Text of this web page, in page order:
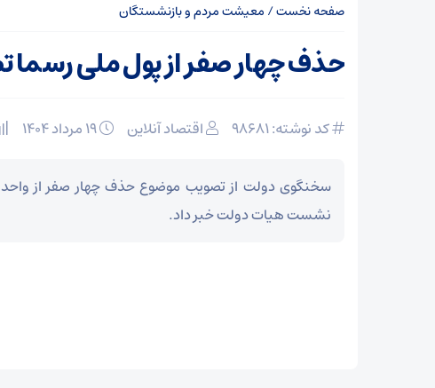
صفحه نخست/ معیشت مردم و بازنشستگان
حذف چهار صفر از پول ملی
کد نوشته: 98681 اقتصاد آنلاین
سخنگوی دولت از تصویب موضوع حذف چهار صفر از
نشست هیات دولت خبر داد.